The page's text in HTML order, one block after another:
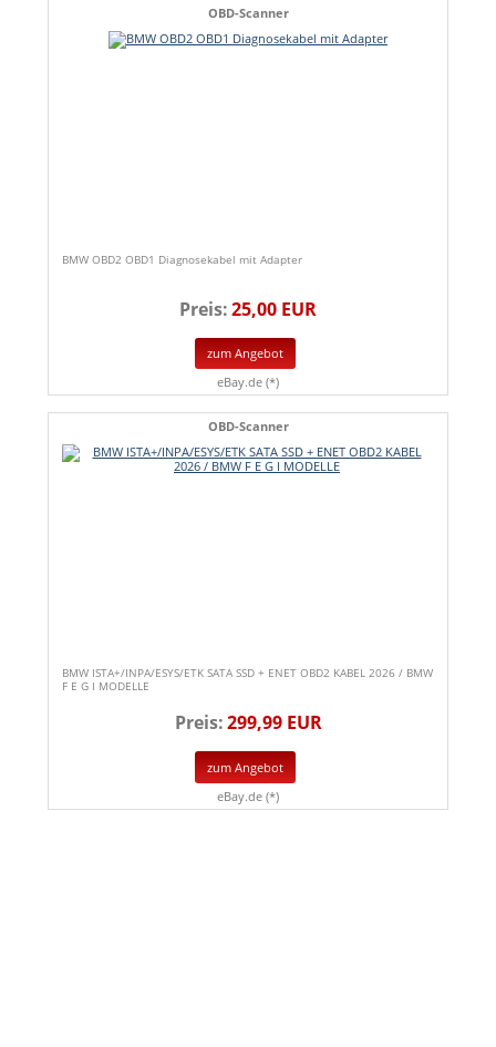
OBD-Scanner
BMW OBD2 OBD1 Diagnosekabel mit Adapter
Preis:25,00 EUR
zum Angebot
eBay.de (*)
OBD-Scanner
BMW ISTA+/INPA/ESYS/ETK SATA SSD + ENET OBD2 KABEL 2026 / BMW
F E G I MODELLE
Preis:299,99 EUR
zum Angebot
eBay.de (*)